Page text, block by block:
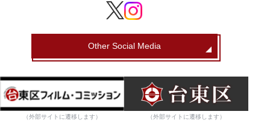
Other Social Media
（外部サイトに遷移します） （外部サイトに遷移します）